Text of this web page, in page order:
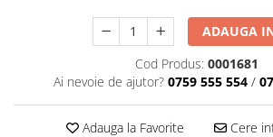
Fasole urcătoare
Arzatoare electrice
Unelte de mana
Tubulare si accesorii
ADAUGA
Cod Produs: 0001681
Ai nevoie de ajutor? 0759 555 554 /
Adauga la Favorite Cere